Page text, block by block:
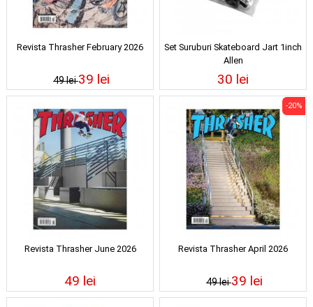
Revista Thrasher February 2026
49 lei39 lei
Set Suruburi Skateboard Jart 1inch
Allen
30 lei
Revista Thrasher June 2026
49 lei
Revista Thrasher April 2026
49 lei
-20%
39 lei